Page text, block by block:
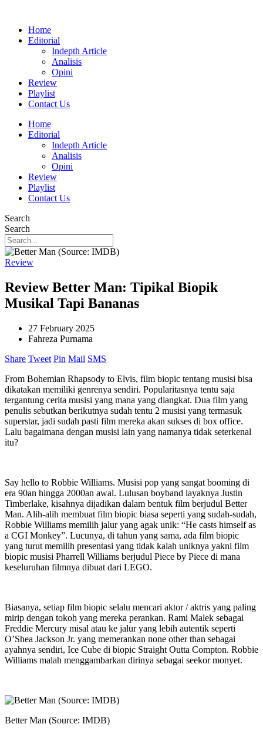
Home
Editorial
Indepth Article
Analisis
Opini
Review
Playlist
Contact Us
Home
Editorial
Indepth Article
Analisis
Opini
Review
Playlist
Contact Us
Search
Search
Review
Review Better Man: Tipikal Biopik
Musikal Tapi Bananas
27 February 2025
Fahreza Purnama
Share Tweet Pin Mail SMS
From Bohemian Rhapsody to Elvis, film biopic tentang musisi bisa
dikatakan memiliki genrenya sendiri. Popularitasnya tentu saja
tergantung cerita musisi yang mana yang diangkat. Dua film yang
penulis sebutkan berikutnya sudah tentu 2 musisi yang termasuk
superstar, jadi sudah pasti film mereka akan sukses di box office.
Lalu bagaimana dengan musisi lain yang namanya tidak seterkenal
itu?
Say hello to Robbie Williams. Musisi pop yang sangat booming di
era 90an hingga 2000an awal. Lulusan boyband layaknya Justin
Timberlake, kisahnya dijadikan dalam bentuk film berjudul Better
Man. Alih-alih membuat film biopic biasa seperti yang sudah-sudah,
Robbie Williams memilih jalur yang agak unik: “He casts himself as
a CGI Monkey”. Lucunya, di tahun yang sama, ada film biopic
yang turut memilih presentasi yang tidak kalah uniknya yakni film
biopic musisi Pharrell Williams berjudul Piece by Piece di mana
keseluruhan filmnya dibuat dari LEGO.
Biasanya, setiap film biopic selalu mencari aktor / aktris yang paling
mirip dengan tokoh yang mereka perankan. Rami Malek sebagai
Freddie Mercury misal atau ke jalur yang lebih autentik seperti
O’Shea Jackson Jr. yang memerankan none other than sebagai
ayahnya sendiri, Ice Cube di biopic Straight Outta Compton. Robbie
Williams malah menggambarkan dirinya sebagai seekor monyet.
Better Man (Source: IMDB)